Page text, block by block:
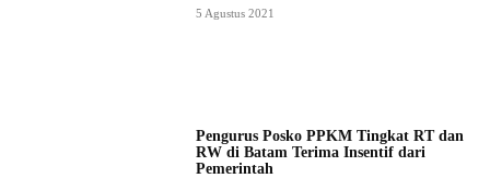
5 Agustus 2021
Pengurus Posko PPKM Tingkat RT dan
RW di Batam Terima Insentif dari
Pemerintah